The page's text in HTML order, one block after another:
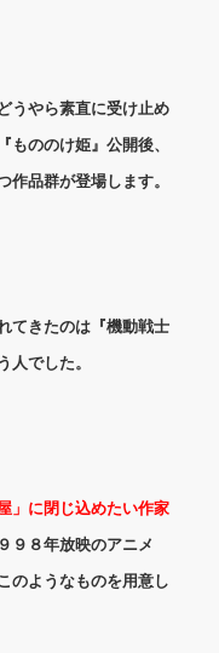
うやら素直に受け止め
ののけ姫』公開後、
品群が登場します。
てきたのは『機動戦士
人でした。
」に閉じ込めたい作家
９８年放映のアニメ
のようなものを用意し